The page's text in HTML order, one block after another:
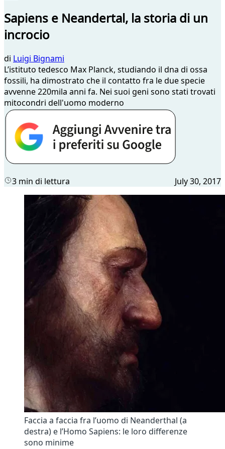
Sapiens e Neandertal, la storia di un
incrocio
di Luigi Bignami
L’istituto tedesco Max Planck, studiando il dna di ossa
fossili, ha dimostrato che il contatto fra le due specie
avvenne 220mila anni fa. Nei suoi geni sono stati trovati
mitocondri dell'uomo moderno
3 min di lettura July 30, 2017
Faccia a faccia fra l’uomo di Neanderthal (a
destra) e l’Homo Sapiens: le loro differenze
sono minime